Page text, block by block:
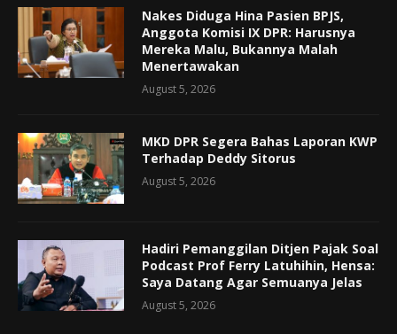
Nakes Diduga Hina Pasien BPJS,
Anggota Komisi IX DPR: Harusnya
Mereka Malu, Bukannya Malah
Menertawakan
August 5, 2026
MKD DPR Segera Bahas Laporan KWP
Terhadap Deddy Sitorus
August 5, 2026
Hadiri Pemanggilan Ditjen Pajak Soal
Podcast Prof Ferry Latuhihin, Hensa:
Saya Datang Agar Semuanya Jelas
August 5, 2026